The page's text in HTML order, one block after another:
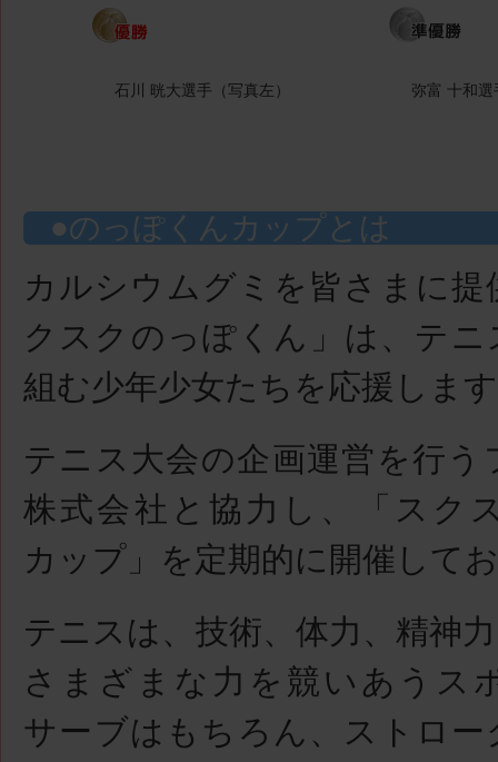
石川 晄大選手（写真左） 弥富 十和
のっぽくんカップとは
カルシウムグミを皆さまに
クスクのっぽくん」は、テ
組む少年少女たちを応援しま
テニス大会の企画運営を行う
株式会社と協力し、「スク
カップ」を定期的に開催して
テニスは、技術、体力、精神
さまざまな力を競いあうス
サーブはもちろん、ストロー